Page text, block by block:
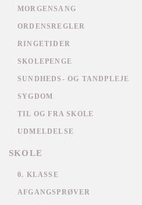
MORGENSANG
ORDENSREGLER
RINGETIDER
SKOLEPENGE
SUNDHEDS- OG TANDPLEJE
SYGDOM
TIL OG FRA SKOLE
UDMELDELSE
SKOLE
0. KLASSE
AFGANGSPRØVER